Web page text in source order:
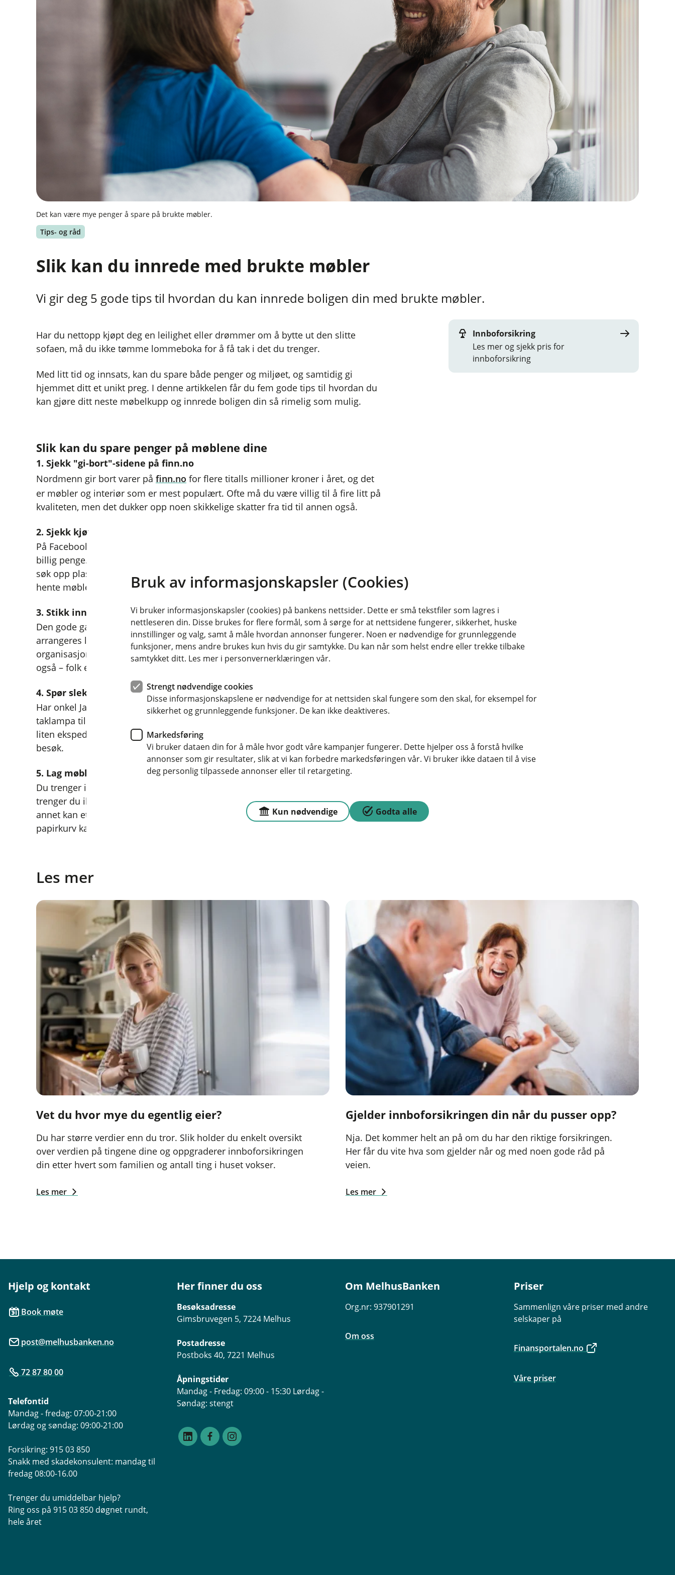
Det kan være mye penger å spare på brukte møbler.
Tips- og råd
Slik kan du innrede med brukte møbler
Vi gir deg 5 gode tips til hvordan du kan innrede boligen din med brukte møbler.
Har du nettopp kjøpt deg en leilighet eller drømmer om å bytte ut den slitte
sofaen, må du ikke tømme lommeboka for å få tak i det du trenger.
Med litt tid og innsats, kan du spare både penger og miljøet, og samtidig gi
hjemmet ditt et unikt preg. I denne artikkelen får du fem gode tips til hvordan du
kan gjøre ditt neste møbelkupp og innrede boligen din så rimelig som mulig.
Slik kan du spare penger på møblene dine
1. Sjekk "gi-bort"-sidene på finn.no
Nordmenn gir bort varer på finn.no for flere titalls millioner kroner i året, og det
er møbler og interiør som er mest populært. Ofte må du være villig til å fire litt på
kvaliteten, men det dukker opp noen skikkelige skatter fra tid til annen også.
2. Sjekk kjøp/salg/bytte-grupper på Facebook
På Facebook er folk mer enn villige til å gi fra seg møbler og andre ting for en
billig penge. Alle byer og bygder med respekt for seg selv har sin egen side, bare
søk opp plassen du bor i søkefeltet. Det fine med lokale grupper er at du kan
hente møbler rett borti gata.
3. Stikk innom loppemarkeder
Den gode gamle kongen av interiørkupp lever i beste velgående. Loppemarkeder
arrangeres landet rundt av skoler, idrettslag, korps, borettslag og frivillige
organisasjoner. Ikke bare er det sosialt, men sjansene er gode for å finne skatter
også – folk er positive til å gi bort eiendelene sine til støtte for en god sak.
4. Spør slektninger
Har onkel Jan en gammel Brno-stol han ikke bruker, sier du? Har den gamle
taklampa til bestemor kanskje lyst å melde flytting til en to-roms i byen? Gå på en
liten ekspedisjon gjennom huset til tante og bestemor neste gang du er på
besøk.
5. Lag møblene selv
Du trenger ikke være møbelsnekker eller sinnasnekker for å få det til. Egentlig
trenger du ikke å snekre i det hele tatt, litt kreativitet holder i massevis. Blant
annet kan et skittentøysstativ fra IKEA bli en minimalistisk vedkasse, og en
papirkurv kan snus opp ned og bli en kul taklampe.
Innboforsikring
Les mer og sjekk pris for
innboforsikring
Les mer
Vet du hvor mye du egentlig eier?
Du har større verdier enn du tror. Slik holder du enkelt oversikt
over verdien på tingene dine og oppgraderer innboforsikringen
din etter hvert som familien og antall ting i huset vokser.
Les mer
Gjelder innboforsikringen din når du pusser opp?
Nja. Det kommer helt an på om du har den riktige forsikringen.
Her får du vite hva som gjelder når og med noen gode råd på
veien.
Les mer
Hjelp og kontakt
Book møte
post@melhusbanken.no
72 87 80 00
Telefontid
Mandag - fredag: 07:00-21:00
Lørdag og søndag: 09:00-21:00
Forsikring: 915 03 850
Snakk med skadekonsulent: mandag til
fredag 08:00-16.00
Trenger du umiddelbar hjelp?
Ring oss på 915 03 850 døgnet rundt,
hele året
Her finner du oss
Besøksadresse
Gimsbruvegen 5, 7224 Melhus
Postadresse
Postboks 40, 7221 Melhus
Åpningstider
Mandag - Fredag: 09:00 - 15:30 Lørdag -
Søndag: stengt
Om MelhusBanken
Org.nr: 937901291
Om oss
Priser
Sammenlign våre priser med andre
selskaper på
Finansportalen.no
Våre priser
Bruk av informasjonskapsler (Cookies)
Vi bruker informasjonskapsler (cookies) på bankens nettsider. Dette er små tekstfiler som lagres i
nettleseren din. Disse brukes for flere formål, som å sørge for at nettsidene fungerer, sikkerhet, huske
innstillinger og valg, samt å måle hvordan annonser fungerer. Noen er nødvendige for grunnleggende
funksjoner, mens andre brukes kun hvis du gir samtykke. Du kan når som helst endre eller trekke tilbake
samtykket ditt. Les mer i personvernerklæringen vår.
Strengt nødvendige cookies
Disse informasjonskapslene er nødvendige for at nettsiden skal fungere som den skal, for eksempel for
sikkerhet og grunnleggende funksjoner. De kan ikke deaktiveres.
Markedsføring
Vi bruker dataen din for å måle hvor godt våre kampanjer fungerer. Dette hjelper oss å forstå hvilke
annonser som gir resultater, slik at vi kan forbedre markedsføringen vår. Vi bruker ikke dataen til å vise
deg personlig tilpassede annonser eller til retargeting.
Kun nødvendige Godta alle